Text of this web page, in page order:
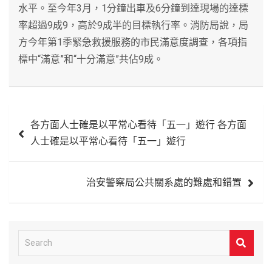
水平。至今年3月，1分鐘出車及6分鐘到達現場的達標
率超過9成9，高於9成半的目標執行率。消防局說，局
方今年第1季緊急救援服務的市民滿意度調查，各項指
標中“滿意”和“十分滿意”共佔9成。
章 各方面人士確是以平常心看待「五一」遊行 各方面
人士確是以平常心看待「五一」遊行
治安警察局公共關系處的難處和錯置
e